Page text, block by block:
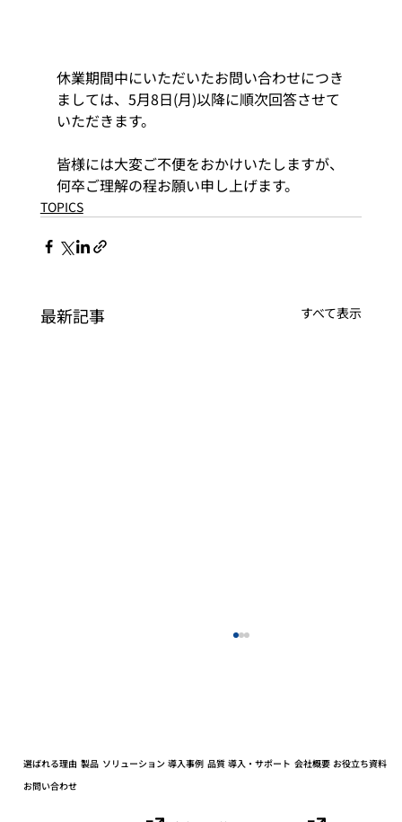
休業期間中にいただいたお問い合わせにつき
ましては、5月8日(月)以降に順次回答させて
いただきます。
皆様には大変ご不便をおかけいたしますが、
何卒ご理解の程お願い申し上げます。
TOPICS
最新記事 すべて表示
選ばれる理由 製品 ソリューション 導入事例 品質 導入・サポート 会社概要 お役立ち資料
お問い合わせ